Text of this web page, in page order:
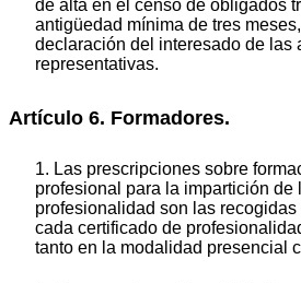
de alta en el censo de obligados
antigüedad mínima de tres
declaración del interesado de las
representativas.
Artículo 6. Formadores.
1. Las prescripciones sobre
profesional para la impartición de
profesionalidad son las
cada certificado de
tanto en la modalidad presencial